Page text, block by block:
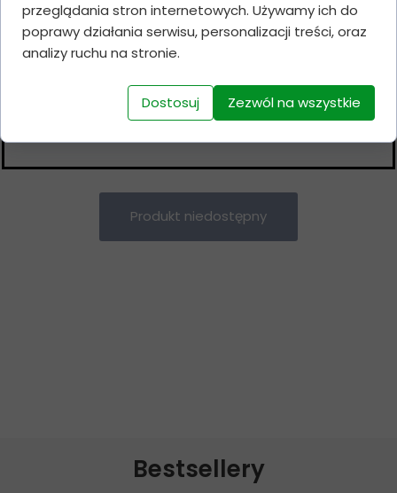
90 tablets
3
10 mg/tab-
90 tablets
90 tablets
10 mg/tab-
140 zł
130 zł
560 zł
650 zł
Produkt niedostępny
Bestsellery
przeglądania stron internetowych. Używamy ich do
poprawy działania serwisu, personalizacji treści, oraz
analizy ruchu na stronie.
Dostosuj Zezwól na wszystkie